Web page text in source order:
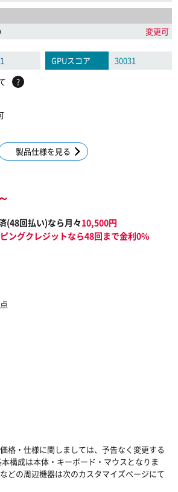
変更可
GPUスコア
30031
?
製品仕様を見る
(48回払い)なら月々10,500円
ングクレジットなら48回まで金利0%
格・仕様に関しましては、予告なく変更する
構成は本体・キーボード・マウスとなりま
どの周辺機器は次のカスタマイズページにて